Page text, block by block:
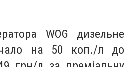
WOG дизельне
на 50 коп./л до